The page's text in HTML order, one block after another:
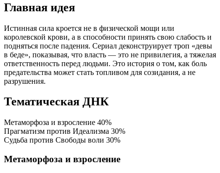
Главная идея
Истинная сила кроется не в физической мощи или
королевской крови, а в способности принять свою слабость и
подняться после падения. Сериал деконструирует троп «девы
в беде», показывая, что власть — это не привилегия, а тяжелая
ответственность перед людьми. Это история о том, как боль
предательства может стать топливом для созидания, а не
разрушения.
Тематическая ДНК
Метаморфоза и взросление 40%
Прагматизм против Идеализма 30%
Судьба против Свободы воли 30%
Метаморфоза и взросление